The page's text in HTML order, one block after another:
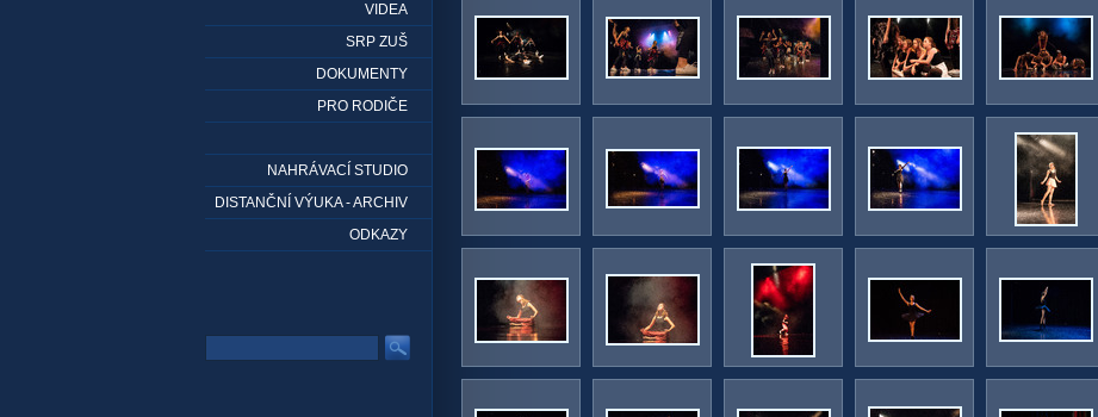
VIDEA
SRP ZUŠ
DOKUMENTY
PRO RODIČE
NAHRÁVACÍ STUDIO
DISTANČNÍ VÝUKA - ARCHIV
ODKAZY